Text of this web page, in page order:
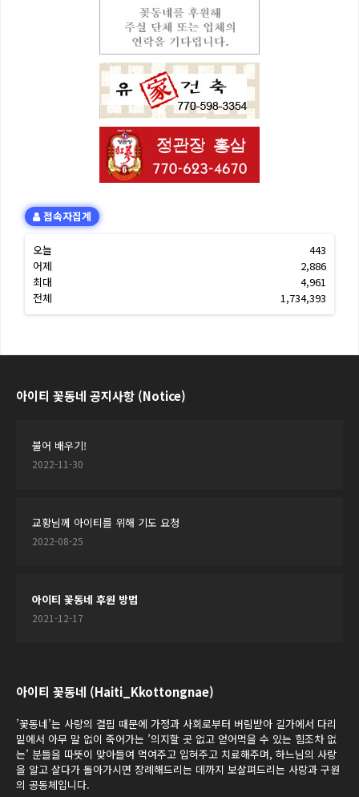
접속자집계
오늘
443
어제
2,886
최대
4,961
전체
1,734,393
아이티 꽃동네 공지사항 (Notice)
불어 배우기!
2022-11-30
교황님께 아이티를 위해 기도 요청
2022-08-25
아이티 꽃동네 후원 방법
2021-12-17
아이티 꽃동네 (Haiti_Kkottongnae)
’꽃동네’는 사랑의 결핍 때문에 가정과 사회로부터 버림받아 길가에서 다리
밑에서 아무 말 없이 죽어가는 ’의지할 곳 없고 얻어먹을 수 있는 힘조차 없
는’ 분들을 따뜻이 맞아들여 먹여주고 입혀주고 치료해주며, 하느님의 사랑
을 알고 살다가 돌아가시면 장례해드리는 데까지 보살펴드리는 사랑과 구원
의 공동체입니다.